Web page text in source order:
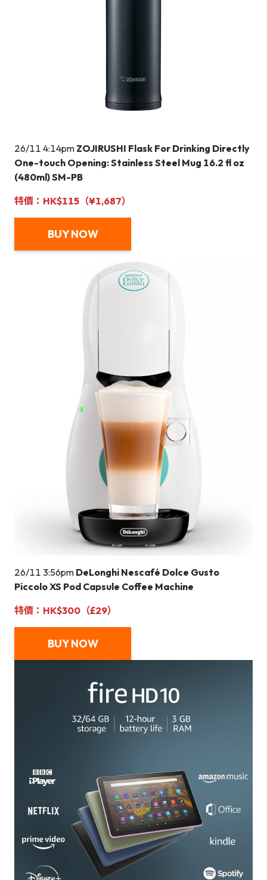
26/11 4:14pm ZOJIRUSHI Flask For Drinking Directly
One-touch Opening: Stainless Steel Mug 16.2 fl oz
(480ml) SM-PB
特價：HK$115（¥1,687）
BUY NOW
26/11 3:56pm DeLonghi Nescafé Dolce Gusto
Piccolo XS Pod Capsule Coffee Machine
特價：HK$300（£29）
BUY NOW